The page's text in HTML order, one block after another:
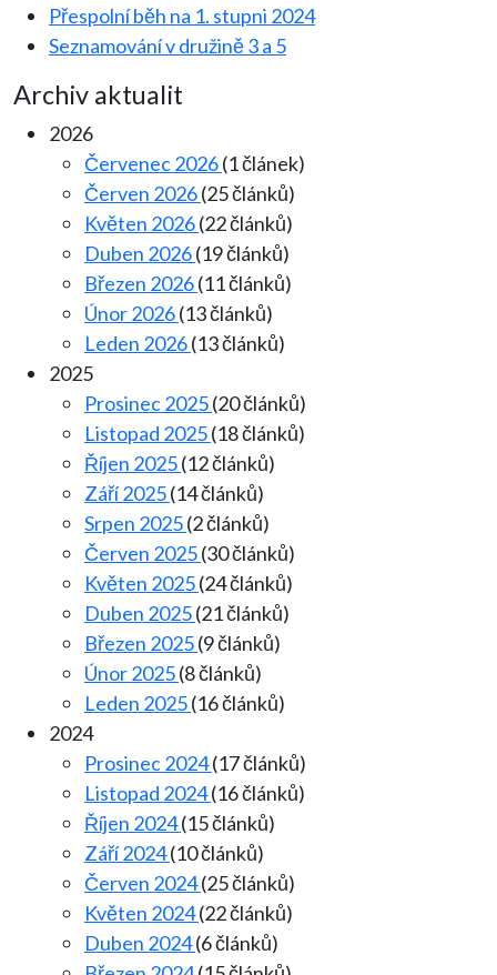
Přespolní běh na 1. stupni 2024
Seznamování v družině 3 a 5
Archiv aktualit
2026
Červenec 2026(1 článek)
Červen 2026(25 článků)
Květen 2026(22 článků)
Duben 2026(19 článků)
Březen 2026(11 článků)
Únor 2026(13 článků)
Leden 2026(13 článků)
2025
Prosinec 2025(20 článků)
Listopad 2025(18 článků)
Říjen 2025(12 článků)
Září 2025(14 článků)
Srpen 2025(2 článků)
Červen 2025(30 článků)
Květen 2025(24 článků)
Duben 2025(21 článků)
Březen 2025(9 článků)
Únor 2025(8 článků)
Leden 2025(16 článků)
2024
Prosinec 2024(17 článků)
Listopad 2024(16 článků)
Říjen 2024(15 článků)
Září 2024(10 článků)
Červen 2024(25 článků)
Květen 2024(22 článků)
Duben 2024(6 článků)